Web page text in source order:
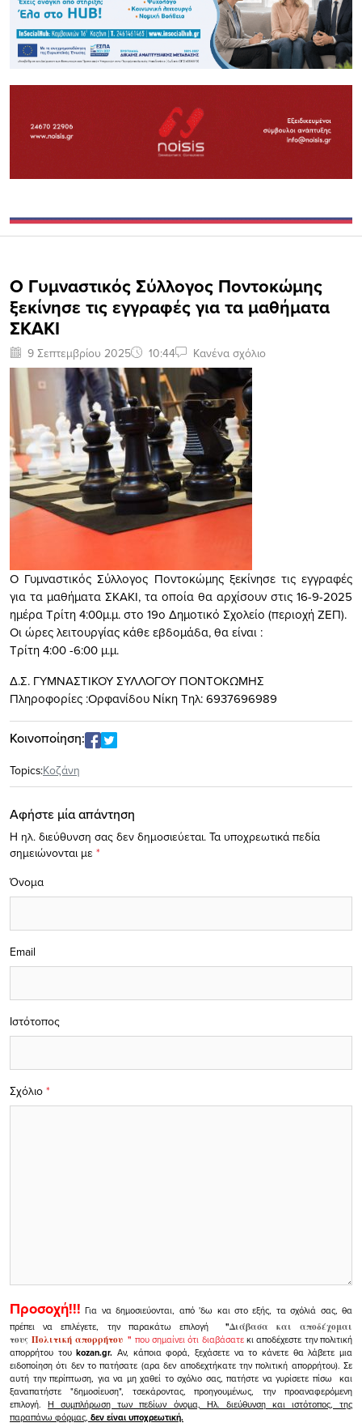
Ο Γυμναστικός Σύλλογος Ποντοκώμης
ξεκίνησε τις εγγραφές για τα μαθήματα
ΣΚΑΚΙ
9 Σεπτεμβρίου 2025 10:44 Κανένα σχόλιο
Ο Γυμναστικός Σύλλογος Ποντοκώμης ξεκίνησε τις εγγραφές
για τα μαθήματα ΣΚΑΚΙ, τα οποία θα αρχίσουν στις 16-9-2025
ημέρα Τρίτη 4:00μ.μ. στο 19ο Δημοτικό Σχολείο (περιοχή ΖΕΠ).
Οι ώρες λειτουργίας κάθε εβδομάδα, θα είναι :
Τρίτη 4:00 -6:00 μ.μ.
Δ.Σ. ΓΥΜΝΑΣΤΙΚΟΥ ΣΥΛΛΟΓΟΥ ΠΟΝΤΟΚΩΜΗΣ
Πληροφορίες :Ορφανίδου Νίκη Τηλ: 6937696989
Κοινοποίηση:
Topics:Κοζάνη
Αφήστε μία απάντηση
Η ηλ. διεύθυνση σας δεν δημοσιεύεται. Τα υποχρεωτικά πεδία
σημειώνονται με *
Σχόλιο *
Όνομα
Email
Ιστότοπος
Προσοχή!!! Για να δημοσιεύονται, από 'δω και στο εξής, τα σχόλιά σας, θα
πρέπει να επιλέγετε, την παρακάτω επιλογή
"Διάβασα και αποδέχομαι
τουςΠολιτική απορρήτου" που σημαίνει ότι διαβάσατεκι αποδέχεστε την πολιτική
απορρήτου τουkozan.gr. Αν, κάποια φορά, ξεχάσετε να το κάνετε θα λάβετε μια
ειδοποίηση ότι δεν το πατήσατε (αρα δεν αποδεχτήκατε την πολιτική απορρήτου). Σε
αυτή την περίπτωση, για να μη χαθεί το σχόλιο σας, πατήστε να γυρίσετε πίσω και
ξαναπατήστε "δημοσίευση", τσεκάροντας, προηγουμένως, την προαναφερόμενη
επιλογή.Η συμπλήρωση των πεδίων όνομα, Ηλ. διεύθυνση και ιστότοπος, της
παραπάνω φόρμας, δεν είναι υποχρεωτική.